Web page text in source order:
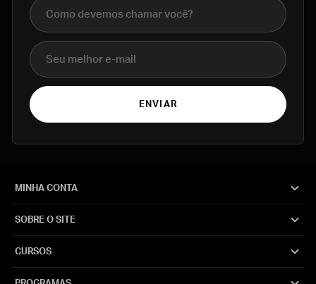
Nome completo
E-mail
ENVIAR
MINHA CONTA
SOBRE O SITE
CURSOS